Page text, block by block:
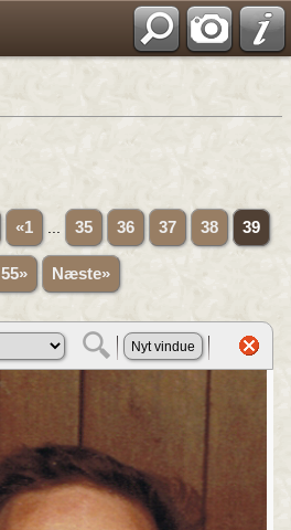
«1 35 36 37 38 39
55» Næste»